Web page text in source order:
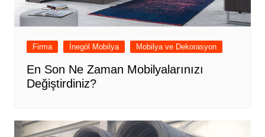
Firma İnegöl Mobilya Mobilya ve Dekorasyon
En Son Ne Zaman Mobilyalarınızı
Değiştirdiniz?